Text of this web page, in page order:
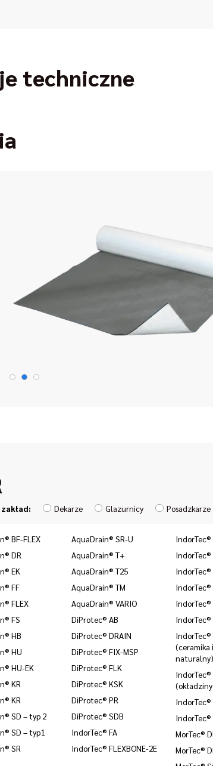
techniczne
Dekarze Glazurnicy Posadzkarze
BF-FLEX
DR
EK
FF
FLEX
FS
HB
HU
HU-EK
KR
KR
SD – typ 2
SD – typ1
SR
AquaDrain® SR-U
AquaDrain® T+
AquaDrain® T25
AquaDrain® TM
AquaDrain® VARIO
DiProtec® AB
DiProtec® DRAIN
DiProtec® FIX-MSP
DiProtec® FLK
DiProtec® KSK
DiProtec® PR
DiProtec® SDB
IndorTec® FA
IndorTec® FLEXBONE-2E
IndorTec®
IndorTec®
IndorTec®
IndorTec®
IndorTec®
IndorTec®
IndorTec®
(ceramika
naturalny)
IndorTec®
IndorTec®
IndorTec®
MorTec®
MorTec®